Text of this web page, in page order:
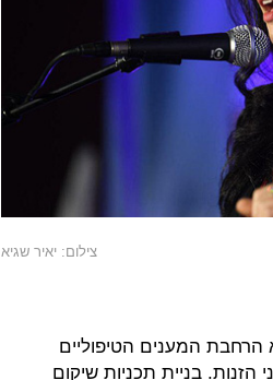
צילום: יאיר שגיא
הרחבת המענים הטיפוליים
הזנות. בניית תכניות שיקום